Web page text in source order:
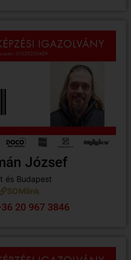
József
és Budapest
SOMlink
20 967 3846